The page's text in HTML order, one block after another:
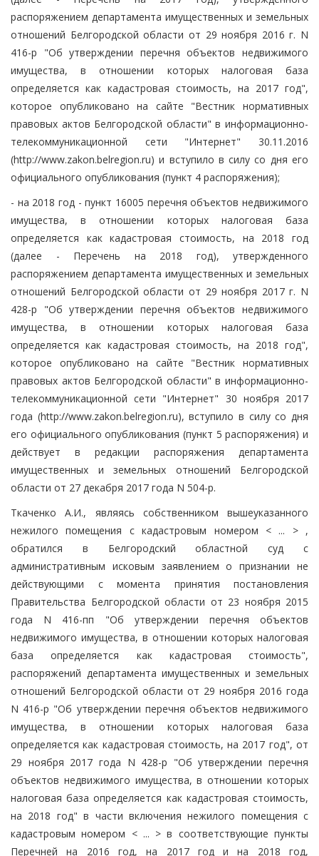
распоряжением департамента имущественных и земельных
отношений Белгородской области от 29 ноября 2016 г. N
416-р "Об утверждении перечня объектов недвижимого
имущества, в отношении которых налоговая база
определяется как кадастровая стоимость, на 2017 год",
которое опубликовано на сайте "Вестник нормативных
правовых актов Белгородской области" в информационно-
телекоммуникационной сети "Интернет" 30.11.2016
(http://www.zakon.belregion.ru) и вступило в силу со дня его
официального опубликования (пункт 4 распоряжения);
- на 2018 год - пункт 16005 перечня объектов недвижимого
имущества, в отношении которых налоговая база
определяется как кадастровая стоимость, на 2018 год
(далее - Перечень на 2018 год), утвержденного
распоряжением департамента имущественных и земельных
отношений Белгородской области от 29 ноября 2017 г. N
428-р "Об утверждении перечня объектов недвижимого
имущества, в отношении которых налоговая база
определяется как кадастровая стоимость, на 2018 год",
которое опубликовано на сайте "Вестник нормативных
правовых актов Белгородской области" в информационно-
телекоммуникационной сети "Интернет" 30 ноября 2017
года (http://www.zakon.belregion.ru), вступило в силу со дня
его официального опубликования (пункт 5 распоряжения) и
действует в редакции распоряжения департамента
имущественных и земельных отношений Белгородской
области от 27 декабря 2017 года N 504-р.
Ткаченко А.И., являясь собственником вышеуказанного
нежилого помещения с кадастровым номером < ... > ,
обратился в Белгородский областной суд с
административным исковым заявлением о признании не
действующими с момента принятия постановления
Правительства Белгородской области от 23 ноября 2015
года N 416-пп "Об утверждении перечня объектов
недвижимого имущества, в отношении которых налоговая
база определяется как кадастровая стоимость",
распоряжений департамента имущественных и земельных
отношений Белгородской области от 29 ноября 2016 года
N 416-р "Об утверждении перечня объектов недвижимого
имущества, в отношении которых налоговая база
определяется как кадастровая стоимость, на 2017 год", от
29 ноября 2017 года N 428-р "Об утверждении перечня
объектов недвижимого имущества, в отношении которых
налоговая база определяется как кадастровая стоимость,
на 2018 год" в части включения нежилого помещения с
кадастровым номером < ... > в соответствующие пункты
Перечней на 2016 год, на 2017 год и на 2018 год,